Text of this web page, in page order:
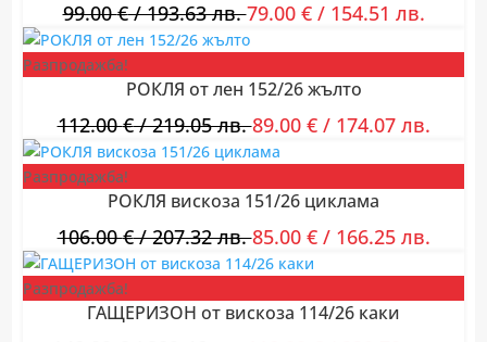
99.00€/ 193.63 лв.79.00 €/ 154.51 лв.
Разпродажба!
РОКЛЯ от лен 152/26 жълто
112.00€/ 219.05 лв.89.00 €/ 174.07 лв.
Разпродажба!
РОКЛЯ вискоза 151/26 циклама
106.00€/ 207.32 лв.85.00 €/ 166.25 лв.
Разпродажба!
ГАЩЕРИЗОН от вискоза 114/26 каки